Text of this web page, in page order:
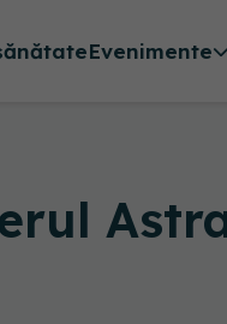
Evenimente